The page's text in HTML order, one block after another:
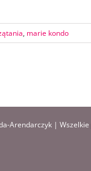
, marie kondo
Arendarczyk |